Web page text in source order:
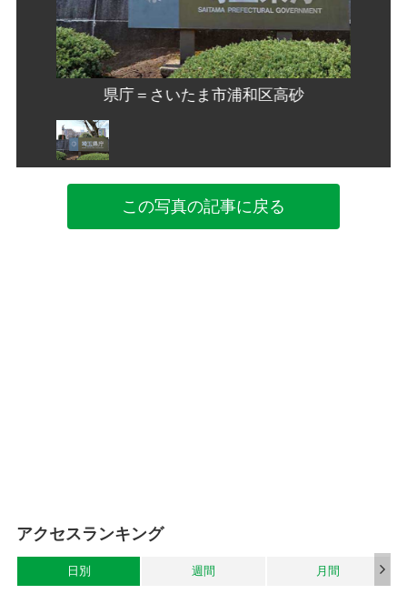
県庁＝さいたま市浦和区高砂
この写真の記事に戻る
アクセスランキング
日別 週間 月間